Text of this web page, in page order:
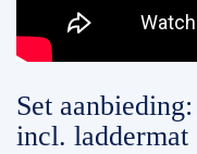
Set
incl. laddermat